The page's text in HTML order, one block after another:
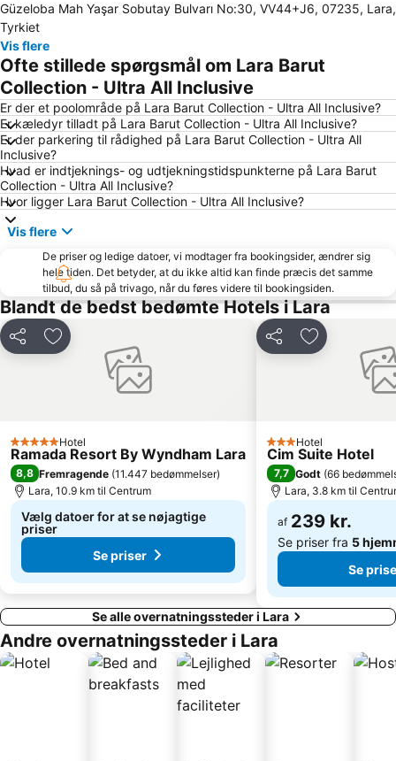
Side Belediyesi Royal Beach
Murat Paşa Mosque
Side ancient places
Waterhill Park
Akseki
Clock Tower
Antalya Expo Center
Antalya Museum
Selge
Turist Beach
Kaya Eagles Golf Club
Moonlight Beach
Amphiteater
Lara Dido Beach
Hadrian's Gate
Aspendos
Bogazkent
Sammy
Gazipasa Ogretmenevi Beach
Tekeli Mehmet Pasa Mosque
ForFun
Antalya Aquarium
Sarisu Public Beach
Apollon Temple
50th International Antalya Golden Orange Film Festival
Göynük kanyonu
Ayisigi Beach
Olympos
Phaselis
Güzeloba Mah Yaşar Sobutay Bulvarı No:30, VV44+J6, 07235, Lara,
Tyrkiet
Vis flere
Ofte stillede spørgsmål om Lara Barut
Collection - Ultra All Inclusive
Er der et poolområde på Lara Barut Collection - Ultra All Inclusive?
Er kæledyr tilladt på Lara Barut Collection - Ultra All Inclusive?
Er der parkering til rådighed på Lara Barut Collection - Ultra All
Inclusive?
Hvad er indtjeknings- og udtjekningstidspunkterne på Lara Barut
Collection - Ultra All Inclusive?
Hvor ligger Lara Barut Collection - Ultra All Inclusive?
Vis flere
De priser og ledige datoer, vi modtager fra bookingsider, ændrer sig
hele tiden. Det betyder, at du ikke altid kan finde præcis det samme
tilbud, du så på trivago, når du føres videre til bookingsiden.
Blandt de bedst bedømte Hotels i Lara
Del Føj til favoritter
5 StjernerHotel
Ramada Resort By Wyndham Lara
8,8 Fremragende (11.447 bedømmelser)
Lara, 10.9 km til Centrum
Vælg datoer for at se nøjagtige
priser
Se priser
Del Føj til
3 Stjerner
Hotel
Cim Suite Hotel
7,7 Godt (66
Lara, 3.8 km til
af 239 kr.
Se priser fra 5
Se
Se alle overnatningssteder i Lara
Andre overnatningssteder i Lara